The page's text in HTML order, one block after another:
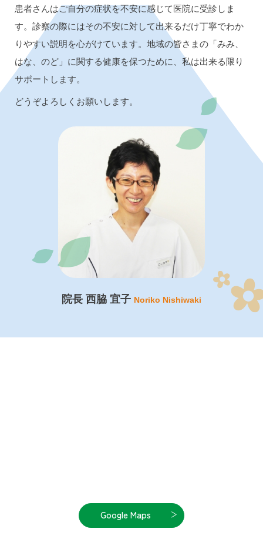
患者さんはご自分の症状を不安に感じて医院に受診しま
す。診察の際にはその不安に対して出来るだけ丁寧でわか
りやすい説明を心がけています。地域の皆さまの「みみ、
はな、のど」に関する健康を保つために、私は出来る限り
サポートします。
どうぞよろしくお願いします。
院長 西脇 宜子 Noriko Nishiwaki
Google Maps